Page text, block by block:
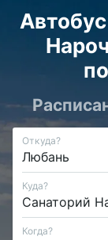
Откуда?
Куда?
Когда?